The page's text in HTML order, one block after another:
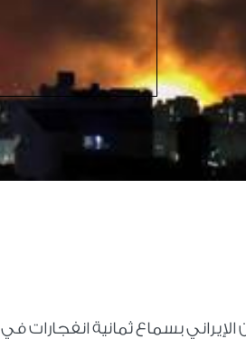
الإيراني بسماع ثمانية